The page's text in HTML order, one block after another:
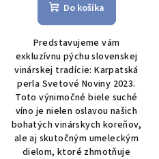
Do košíka
Predstavujeme vám
exkluzívnu pýchu slovenskej
vinárskej tradície: Karpatská
perla Svetové Noviny 2023.
Toto výnimočné biele suché
víno je nielen oslavou našich
bohatých vinárskych koreňov,
ale aj skutočným umeleckým
dielom, ktoré zhmotňuje